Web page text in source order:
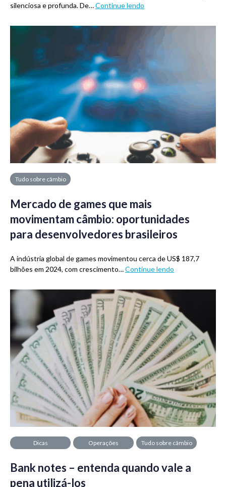
silenciosa e profunda. De…Continue lendo
Tudo sobre câmbio
Mercado de games que mais
movimentam câmbio: oportunidades
para desenvolvedores brasileiros
A indústria global de games movimentou cerca de US$ 187,7
bilhões em 2024, com crescimento…Continue lendo
Dicas
Operações
Tudo sobre câmbio
Bank notes – entenda quando vale a
pena utilizá-los